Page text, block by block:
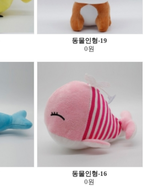
동물인형-19
0원
동물인형-16
0원